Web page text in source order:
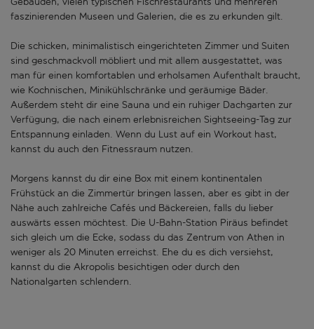
faszinierenden Museen und Galerien, die es zu erkunden gilt.
Die schicken, minimalistisch eingerichteten Zimmer und Suiten
sind geschmackvoll möbliert und mit allem ausgestattet, was
man für einen komfortablen und erholsamen Aufenthalt braucht,
wie Kochnischen, Minikühlschränke und geräumige Bäder.
Außerdem steht dir eine Sauna und ein ruhiger Dachgarten zur
Verfügung, die nach einem erlebnisreichen Sightseeing-Tag zur
Entspannung einladen. Wenn du Lust auf ein Workout hast,
kannst du auch den Fitnessraum nutzen.
Morgens kannst du dir eine Box mit einem kontinentalen
Frühstück an die Zimmertür bringen lassen, aber es gibt in der
Nähe auch zahlreiche Cafés und Bäckereien, falls du lieber
auswärts essen möchtest. Die U-Bahn-Station Piräus befindet
sich gleich um die Ecke, sodass du das Zentrum von Athen in
weniger als 20 Minuten erreichst. Ehe du es dich versiehst,
kannst du die Akropolis besichtigen oder durch den
Nationalgarten schlendern.